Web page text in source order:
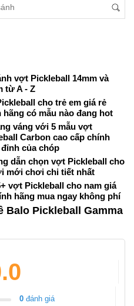
vợt Pickleball 14mm và
từ A - Z
cho trẻ em giá rẻ
hãng có mẫu nào đang hot
váng với 5 mẫu vợt
Carbon cao cấp chính
của chóp
dẫn chọn vợt Pickleball cho
mới chơi chi tiết nhất
vợt Pickleball cho nam giá
hãng mua ngay không phí
Balo Pickleball Gamma
0 đánh giá